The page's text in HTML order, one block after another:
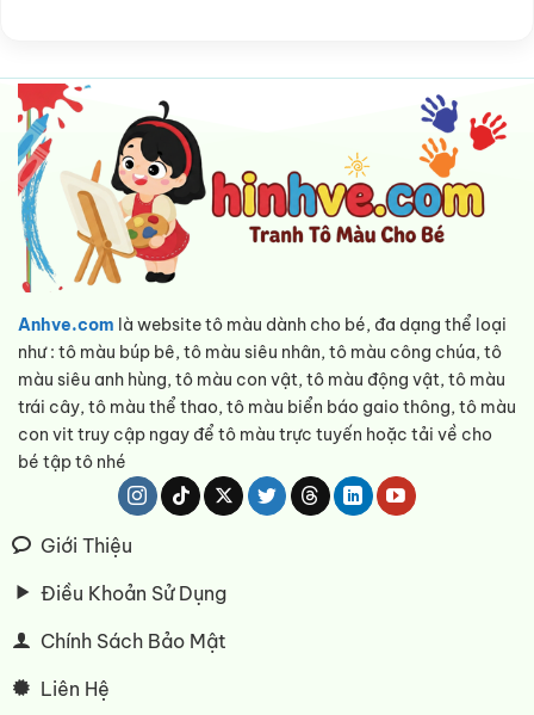
Anhve.com là website tô màu dành cho bé, đa dạng thể loại
như : tô màu búp bê, tô màu siêu nhân, tô màu công chúa, tô
màu siêu anh hùng, tô màu con vật, tô màu động vật, tô màu
trái cây, tô màu thể thao, tô màu biển báo gaio thông, tô màu
con vit truy cập ngay để tô màu trực tuyến hoặc tải về cho
bé tập tô nhé
Giới Thiệu
Điều Khoản Sử Dụng
Chính Sách Bảo Mật
Liên Hệ